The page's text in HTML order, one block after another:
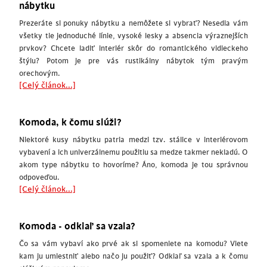
nábytku
Prezeráte si ponuky nábytku a nemôžete si vybrať? Nesedia vám
všetky tie jednoduché línie, vysoké lesky a absencia výraznejších
prvkov? Chcete ladiť interiér skôr do romantického vidieckeho
štýlu? Potom je pre vás rustikálny nábytok tým pravým
orechovým.
[Celý článok...]
Komoda, k čomu slúži?
Niektoré kusy nábytku patria medzi tzv. stálice v interiérovom
vybavení a ich univerzálnemu použitiu sa medze takmer nekladú. O
akom type nábytku to hovoríme? Áno, komoda je tou správnou
odpoveďou.
[Celý článok...]
Komoda - odkiaľ sa vzala?
Čo sa vám vybaví ako prvé ak si spomeniete na komodu? Viete
kam ju umiestniť alebo načo ju použiť? Odkiaľ sa vzala a k čomu